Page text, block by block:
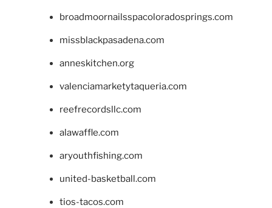
broadmoornailsspacoloradosprings.com
missblackpasadena.com
anneskitchen.org
valenciamarketytaqueria.com
reefrecordsllc.com
alawaffle.com
aryouthfishing.com
united-basketball.com
tios-tacos.com